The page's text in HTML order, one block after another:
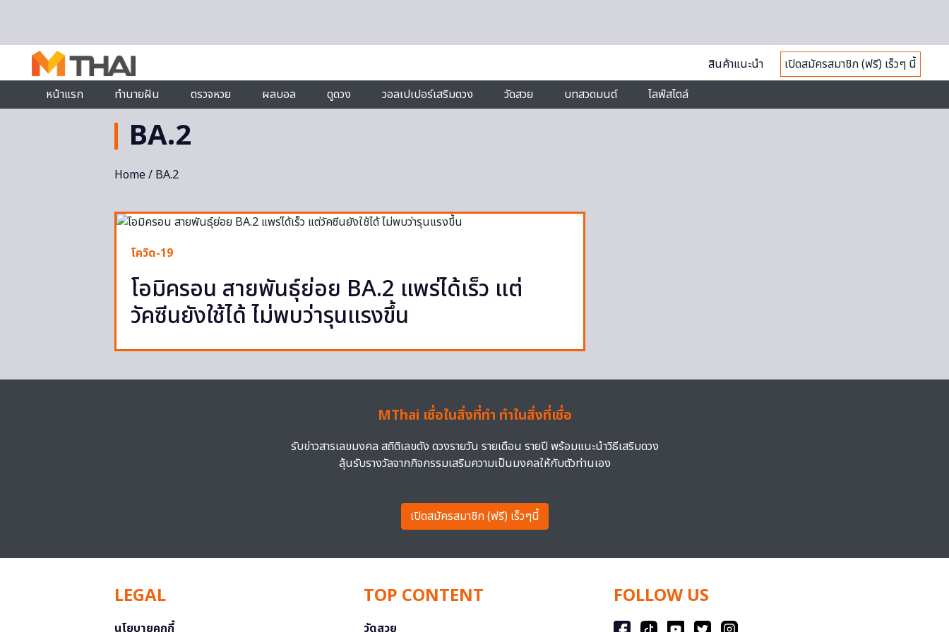
สินค้าแนะนำ
เปิดสมัครสมาชิก (ฟรี) เร็วๆ นี้
หน้าแรก
ทำนายฝัน ตรวจหวย ผลบอล ดูดวง วอลเปเปอร์เสริมดวง วัดสวย บทสวดมนต์ ไลฟ์สไตล์
BA.2
Home/ BA.2
โควิด-19
โอมิครอน สายพันธุ์ย่อย BA.2 แพร่ได้เร็ว แต่
วัคซีนยังใช้ได้ ไม่พบว่ารุนแรงขึ้น
MThai เชื่อในสิ่งที่ทำ ทำในสิ่งที่เชื่อ
รับข่าวสารเลขมงคล สถิติเลขดัง ดวงรายวัน รายเดือน รายปี พร้อมแนะนำวิธีเสริมดวง
ลุ้นรับรางวัลจากกิจกรรมเสริมความเป็นมงคลให้กับตัวท่านเอง
เปิดสมัครสมาชิก (ฟรี) เร็วๆนี้
LEGAL
นโยบายคุกกี้
TOP CONTENT
วัดสวย
FOLLOW US